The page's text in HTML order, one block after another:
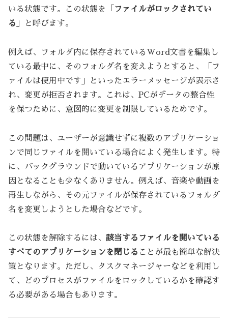
いる状態です。この状態を「 ファイルがロックされてい
る 」と呼びます。
例えば、フォルダ内に保存されているWord文書を編集し
ている最中に、そのフォルダ名を変えようとすると、「フ
ァイルは使用中です」といったエラーメッセージが表示さ
れ、変更が拒否されます。これは、PCがデータの整合性
を保つために、意図的に変更を制限しているためです。
この問題は、ユーザーが意識せずに複数のアプリケーショ
ンで同じファイルを開いている場合によく発生します。特
に、バックグラウンドで動いているアプリケーションが原
因となることも少なくありません。例えば、音楽や動画を
再生しながら、その元ファイルが保存されているフォルダ
名を変更しようとした場合などです。
この状態を解除するには、 該当するファイルを開いている
すべてのアプリケーションを閉じる ことが最も簡単な解決
策となります。ただし、タスクマネージャーなどを利用し
て、どのプロセスがファイルをロックしているかを確認す
る必要がある場合もあります。